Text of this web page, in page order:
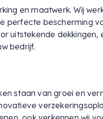
en maatwerk. Wij
perfecte bescherming
uitstekende dekkingen,
bedrijf.
staan van groei en